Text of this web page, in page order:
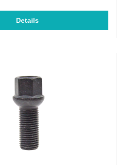
keine Probleme mit TÜV und
Installation und
Halter bleibt fix am
(kann easy retuschiert
wetterfestes
Klebeband 3M VHB vom
mit sämtlichen
auch Deutsche 3D
für
Fahrzeugformen möglich
Details